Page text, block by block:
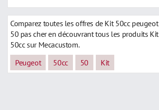
Comparez toutes les offres de Kit 50cc peugeot
50 pas cher en découvrant tous les produits Kit
50cc sur Mecacustom.
Peugeot
50cc 50 Kit